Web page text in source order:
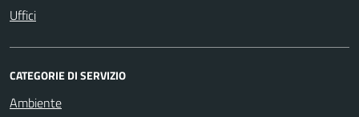
Uffici
CATEGORIE DI SERVIZIO
Ambiente